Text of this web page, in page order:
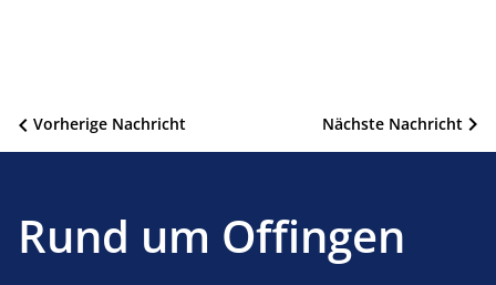
Beitragsnavigation Nächste Nachricht
Vorherige Nachricht
Rund um Offingen